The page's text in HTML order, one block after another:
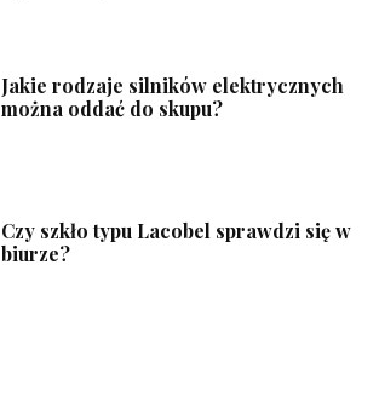
Jakie rodzaje silników elektrycznych
można oddać do skupu?
Czy szkło typu Lacobel sprawdzi się w
biurze?